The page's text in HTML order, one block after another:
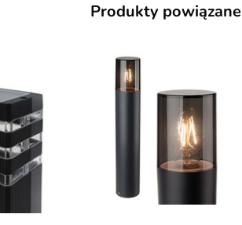
Produkty powiązane